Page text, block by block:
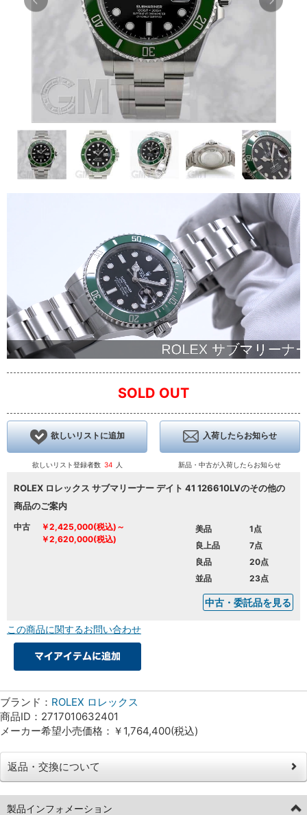
SOLD OUT
欲しいリストに追加
欲しいリスト登録者数 34 人
入荷したらお知らせ
新品・中古が入荷したらお知らせ
ROLEX ロレックス サブマリーナー デイト 41 126610LVのその他の
商品のご案内
中古
￥2,425,000(税込)～
￥2,620,000(税込)
美品
1点
良上品
7点
良品
20点
並品
23点
中古・委託品を見る
この商品に関するお問い合わせ
ブランド： ROLEX ロレックス
商品ID：2717010632401
メーカー希望小売価格：￥1,764,400(税込)
返品・交換について
製品インフォメーション